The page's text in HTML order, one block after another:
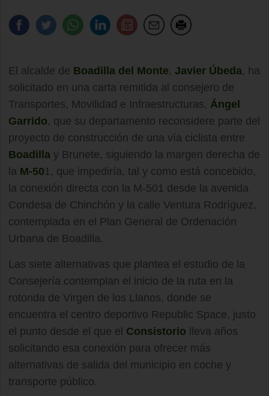
El alcalde de Boadilla del Monte, Javier Úbeda, ha
solicitado en una carta remitida al consejero de
Transportes, Movilidad e Infraestructuras, Ángel
Garrido, que su departamento reconsidere parte del
proyecto de construcción de una vía ciclista entre
Boadilla y Brunete, siguiendo la margen derecha de
la M-501, que impediría, tal y como está concebido,
la conexión directa con la M-501 desde la avenida
Condesa de Chinchón y la calle Ventura Rodríguez,
contemplada en el Plan General de Ordenación
Urbana de Boadilla.
Las siete alternativas que plantea el estudio de la
Consejería contemplan el inicio de la ruta en la
rotonda de Virgen de los Llanos, donde se
encuentra el centro deportivo Republic Space, justo
el punto desde el que el Consistorio lleva años
solicitando esa conexión para ofrecer más
alternativas de salida del municipio en coche y
transporte público.